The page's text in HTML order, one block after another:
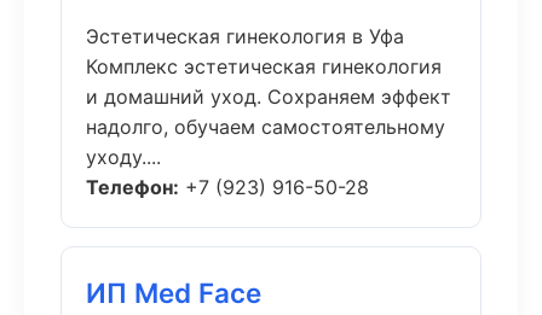
Эстетическая гинекология в Уфа
Комплекс эстетическая гинекология
и домашний уход. Сохраняем эффект
надолго, обучаем самостоятельному
уходу....
Телефон: +7 (923) 916-50-28
ИП Med Face